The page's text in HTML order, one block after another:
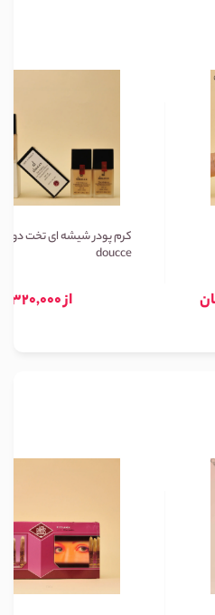
کرم پودر شیشه ای تخت
doucce
از 320,000 تومان